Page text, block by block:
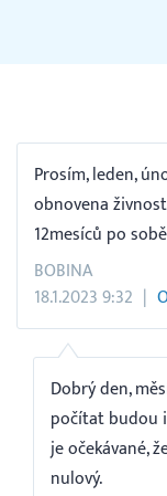
Prosím, leden,
obnovena
12mesíců po
BOBINA
18.1.2023 9:32
Dobrý den,
počítat budou
je očekávané,
nulový.